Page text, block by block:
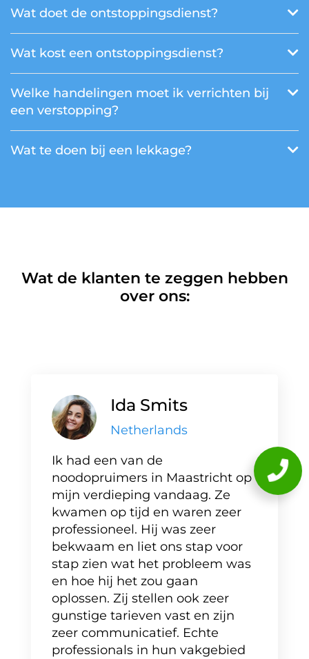
Wat doet de ontstoppingsdienst?
Wat kost een ontstoppingsdienst?
Welke handelingen moet ik verrichten bij
een verstopping?
Wat te doen bij een lekkage?
Wat de klanten te zeggen hebben
over ons:
Ida Smits
Netherlands
Ik had een van de
noodopruimers in Maastricht op
mijn verdieping vandaag. Ze
kwamen op tijd en waren zeer
professioneel. Hij was zeer
bekwaam en liet ons stap voor
stap zien wat het probleem was
en hoe hij het zou gaan
oplossen. Zij stellen ook zeer
gunstige tarieven vast en zijn
zeer communicatief. Echte
professionals in hun vakgebied